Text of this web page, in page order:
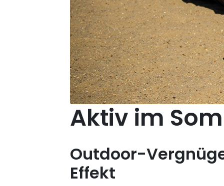
Aktiv im
Outdoor-
Effekt